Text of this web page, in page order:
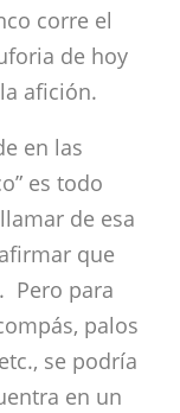
corre el
de hoy
afición.
en las
es todo
de esa
que
Pero para
palos
se podría
en un